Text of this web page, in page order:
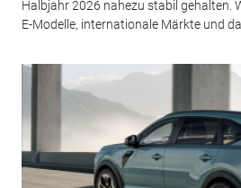
Halbjahr 2026 nahezu stabil gehalten.
E-Modelle, internationale Märkte und